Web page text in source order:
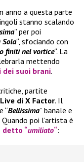
anno a questa parte
stanno scalando
” per poi
Sola“, sfociando con
finiti nel vortice“. La
mettendo
suoi brani.
partite
Live di X Factor. Il
“Bellissima” banale e
Quando poi l’artista è
detto “umiliato“: